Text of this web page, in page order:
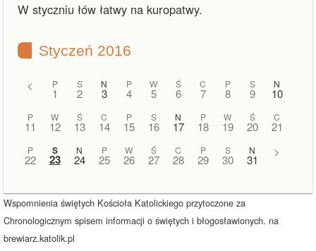
W styczniu łów łatwy na kuropatwy.
Styczeń 2016
< P
1
S
2
N
3
P
4
W
5
Ś
6
C
7
P
8
S
9
N
10
P
11
W
12
Ś
13
C
14
P
15
S
16
N
17
P
18
W
19
Ś
20
C
21
P
22
S
23
N
24
P
25
W
26
Ś
27
C
28
P
29
S
30
N
31
>
Wspomnienia świętych Kościoła Katolickiego przytoczone za
Chronologicznym spisem informacji o świętych i błogosławionych. na
brewiarz.katolik.pl